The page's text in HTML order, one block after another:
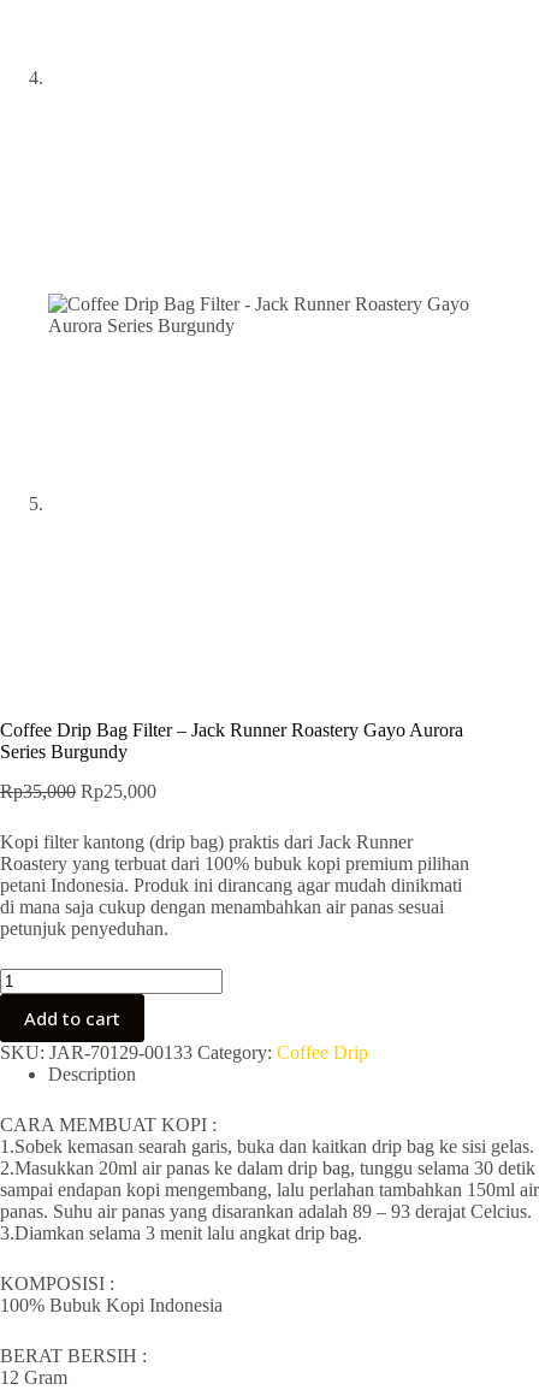
Coffee Drip Bag Filter – Jack Runner Roastery Gayo Aurora
Series Burgundy
Rp35,000 Original
was:
Rp35,000.
Rp25,000Current
is:
Rp25,000.
Kopi filter kantong (drip bag) praktis dari Jack Runner
Roastery yang terbuat dari 100% bubuk kopi premium pilihan
petani Indonesia. Produk ini dirancang agar mudah dinikmati
di mana saja cukup dengan menambahkan air panas sesuai
petunjuk penyeduhan.
Coffee
Drip
Bag
Filter
-
Jack
Roastery
Gayo
Aurora
Series
Burgundy
quantity
Add to cart
SKU: JAR-70129-00133 Category: Coffee Drip
Description
CARA MEMBUAT KOPI :
1.Sobek kemasan searah garis, buka dan kaitkan drip bag ke sisi gelas.
2.Masukkan 20ml air panas ke dalam drip bag, tunggu selama 30 detik
sampai endapan kopi mengembang, lalu perlahan tambahkan 150ml air
panas. Suhu air panas yang disarankan adalah 89 – 93 derajat Celcius.
3.Diamkan selama 3 menit lalu angkat drip bag.
KOMPOSISI :
100% Bubuk Kopi Indonesia
BERAT BERSIH :
12 Gram